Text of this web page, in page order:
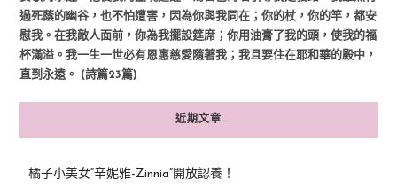
過死蔭的幽谷，也不怕遭害，因為你與我同在；你的杖，你的竿，都安
慰我。在我敵人面前，你為我擺設筵席；你用油膏了我的頭，使我的福
杯滿溢。我一生一世必有恩惠慈愛隨著我；我且要住在耶和華的殿中，
直到永遠。 (詩篇23篇)
近期文章
橘子小美女“辛妮雅-Zinnia”開放認養！